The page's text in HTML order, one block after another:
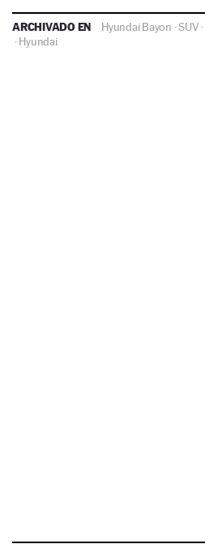
ARCHIVADO EN Hyundai Bayon ·SUV ·
·Hyundai